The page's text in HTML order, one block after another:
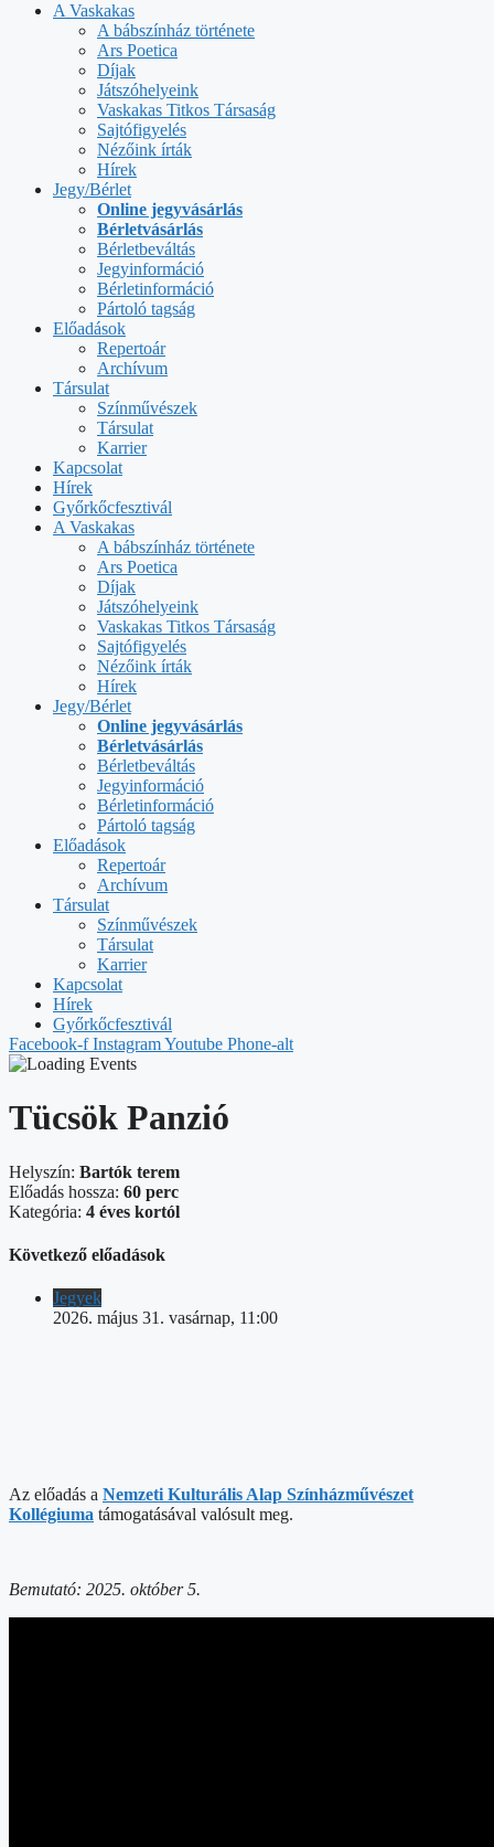
A Vaskakas
A bábszínház története
Ars Poetica
Díjak
Játszóhelyeink
Vaskakas Titkos Társaság
Sajtófigyelés
Nézőink írták
Hírek
Jegy/Bérlet
Online jegyvásárlás
Bérletvásárlás
Bérletbeváltás
Jegyinformáció
Bérletinformáció
Pártoló tagság
Előadások
Repertoár
Archívum
Társulat
Színművészek
Társulat
Karrier
Kapcsolat
Hírek
Győrkőcfesztivál
A Vaskakas
A bábszínház története
Ars Poetica
Díjak
Játszóhelyeink
Vaskakas Titkos Társaság
Sajtófigyelés
Nézőink írták
Hírek
Jegy/Bérlet
Online jegyvásárlás
Bérletvásárlás
Bérletbeváltás
Jegyinformáció
Bérletinformáció
Pártoló tagság
Előadások
Repertoár
Archívum
Társulat
Színművészek
Társulat
Karrier
Kapcsolat
Hírek
Győrkőcfesztivál
Facebook-f InstagramYoutube Phone-alt
Tücsök Panzió
Helyszín: Bartók terem
Előadás hossza: 60 perc
Kategória: 4 éves kortól
Következő előadások
Jegyek
2026. május 31. vasárnap, 11:00
Az előadás a Nemzeti Kulturális Alap Színházművészet
Kollégiuma támogatásával valósult meg.
Bemutató: 2025. október 5.